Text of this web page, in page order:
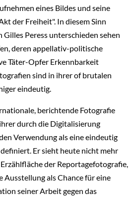
eines Bildes und seine
der Freiheit". In diesem Sinn
Peress unterschieden sehen
deren appellativ-politische
Täter-Opfer Erkennbarkeit
sind in ihrer of brutalen
eindeutig.
berichtende Fotografie
durch die Digitalisierung
Verwendung als eine eindeutig
Er sieht heute nicht mehr
der Reportagefotografie,
Ausstellung als Chance für eine
seiner Arbeit gegen das